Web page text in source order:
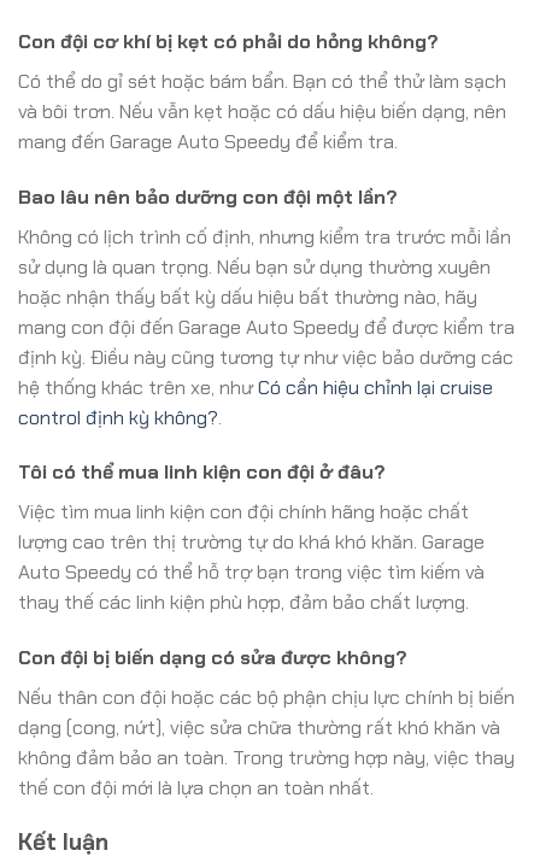
Con đội cơ khí bị kẹt có phải do hỏng không?
Có thể do gỉ sét hoặc bám bẩn. Bạn có thể thử làm sạch
và bôi trơn. Nếu vẫn kẹt hoặc có dấu hiệu biến dạng, nên
mang đến Garage Auto Speedy để kiểm tra.
Bao lâu nên bảo dưỡng con đội một lần?
Không có lịch trình cố định, nhưng kiểm tra trước mỗi lần
sử dụng là quan trọng. Nếu bạn sử dụng thường xuyên
hoặc nhận thấy bất kỳ dấu hiệu bất thường nào, hãy
mang con đội đến Garage Auto Speedy để được kiểm tra
định kỳ. Điều này cũng tương tự như việc bảo dưỡng các
hệ thống khác trên xe, nhưCó cần hiệu chỉnh lại cruise
control định kỳ không?.
Tôi có thể mua linh kiện con đội ở đâu?
Việc tìm mua linh kiện con đội chính hãng hoặc chất
lượng cao trên thị trường tự do khá khó khăn. Garage
Auto Speedy có thể hỗ trợ bạn trong việc tìm kiếm và
thay thế các linh kiện phù hợp, đảm bảo chất lượng.
Con đội bị biến dạng có sửa được không?
Nếu thân con đội hoặc các bộ phận chịu lực chính bị biến
dạng (cong, nứt), việc sửa chữa thường rất khó khăn và
không đảm bảo an toàn. Trong trường hợp này, việc thay
thế con đội mới là lựa chọn an toàn nhất.
Kết luận